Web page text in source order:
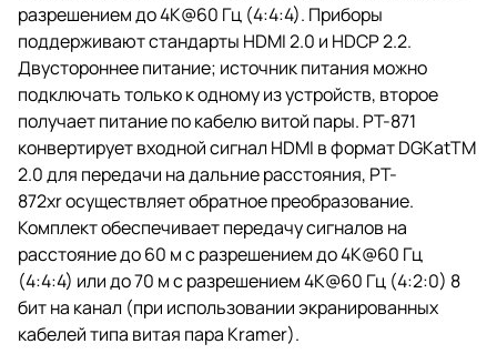
разрешением до 4K@60 Гц (4:4:4). Приборы
поддерживают стандарты HDMI 2.0 и HDCP 2.2.
Двустороннее питание; источник питания можно
подключать только к одному из устройств, второе
получает питание по кабелю витой пары. PT-871
конвертирует входной сигнал HDMI в формат DGKatTM
2.0 для передачи на дальние расстояния, PT-
872xrосуществляет обратное преобразование.
Комплект обеспечивает передачу сигналов на
расстояние до 60 м с разрешением до 4K@60 Гц
(4:4:4) или до 70 м с разрешением 4К@60 Гц (4:2:0) 8
бит на канал (при использовании экранированных
кабелей типа витая пара Kramer).